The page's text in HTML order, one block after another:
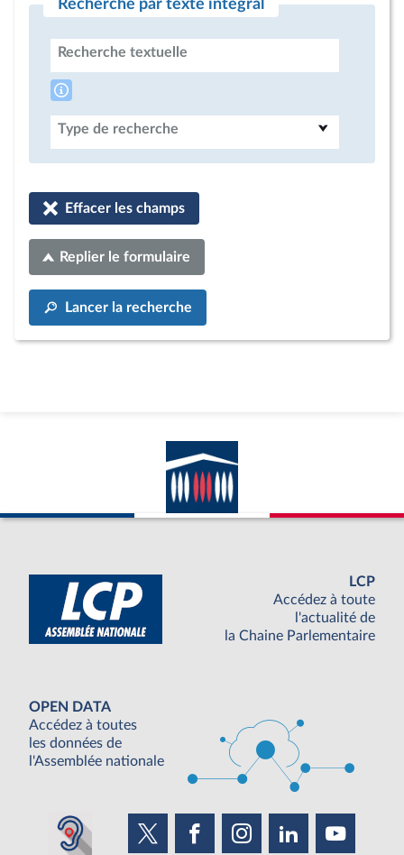
Recherche par texte intégral
Recherche textuelle
Type de recherche
Effacer les champs
Replier le formulaire
Lancer la recherche
LCP
Accédez à toute
l'actualité de
la Chaine Parlementaire
OPEN DATA
Accédez à toutes
les données de
l'Assemblée nationale